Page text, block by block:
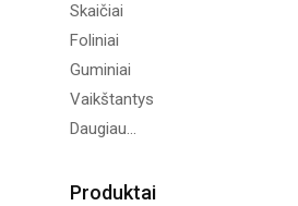
Skaičiai
Foliniai
Guminiai
Vaikštantys
Daugiau...
Produktai